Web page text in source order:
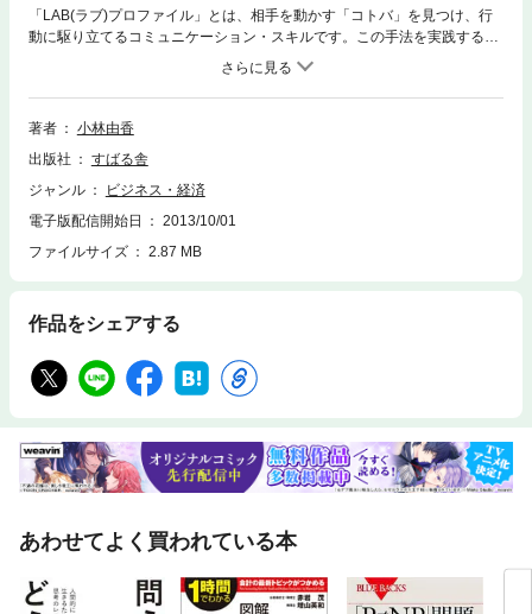
「LAB(ラブ)プロファイル」とは、相手を動かす「コトバ」を見つけ、行
動に駆り立てるコミュニケーション・スキルです。この手法を実践する
と、ビジネスシーンが一変します。一例を挙げると……。・ひと言ふた言
のやり取りで、部下が「わかりました」と動き出す・ セールス場面で、あ
っという間にお客様に受け入れられる・ すぐにダメ出しする上司の反応が
見違える実際には、いくつかの質問と観察のポイントがあり、相手の話す
「刺さるコトバ」が 手に取るようにわかるのです。相手をその気にさせ行
動に駆り立てる場面上司への説得、部下指導、商談シーンで大いに威力を
著者
小林由香
出版社
すばる舎
ジャンル
ビジネス・経済
電子版配信開始日
2013/10/01
ファイルサイズ
2.87 MB
作品をシェアする
あわせてよく買われている本